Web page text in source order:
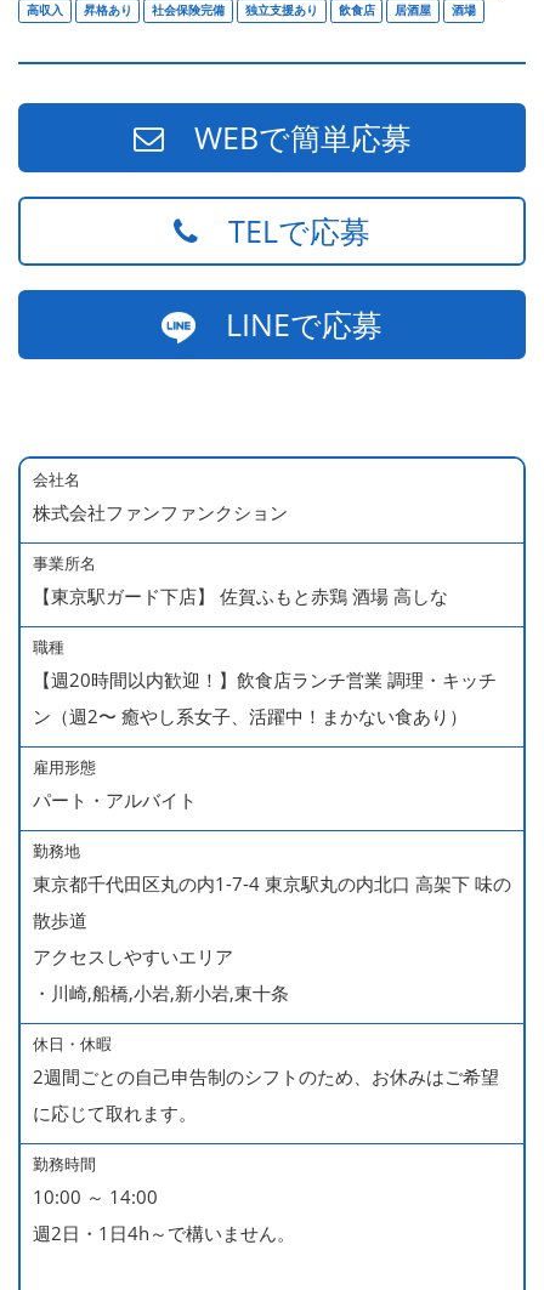
高収入
昇格あり 社会保険完備 独立支援あり 飲食店 居酒屋 酒場
WEBで簡単応募
TELで応募
LINEで応募
会社名
株式会社ファンファンクション
事業所名
【東京駅ガード下店】 佐賀ふもと赤鶏 酒場 高しな
職種
【週20時間以内歓迎！】飲食店ランチ営業 調理・キッチ
ン（週2〜 癒やし系女子、活躍中！まかない食あり）
雇用形態
パート・アルバイト
勤務地
東京都千代田区丸の内1-7-4 東京駅丸の内北口 高架下 味の
散歩道
アクセスしやすいエリア
・川崎,船橋,小岩,新小岩,東十条
休日・休暇
2週間ごとの自己申告制のシフトのため、お休みはご希望
に応じて取れます。
勤務時間
10:00 ～ 14:00
週2日・1日4h～で構いません。